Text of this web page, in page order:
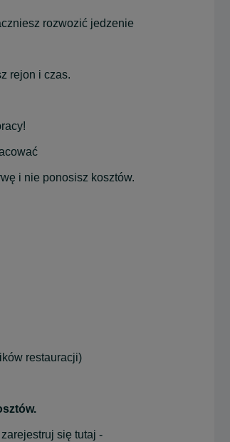
rozwozić jedzenie
rejon i czas.
i nie ponosisz kosztów.
restauracji)
się tutaj -